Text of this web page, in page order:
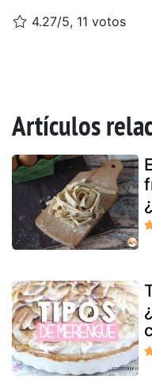
4.27/5, 11 votos
Artículos